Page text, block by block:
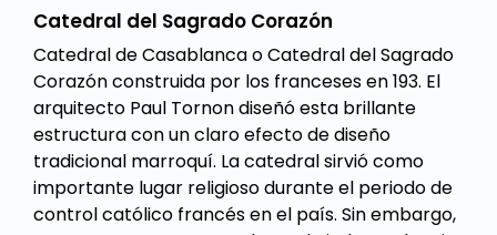
Catedral del Sagrado Corazón
Catedral de Casablanca o Catedral del Sagrado
Corazón construida por los franceses en 193. El
arquitecto Paul Tornon diseñó esta brillante
estructura con un claro efecto de diseño
tradicional marroquí. La catedral sirvió como
importante lugar religioso durante el periodo de
control católico francés en el país. Sin embargo,